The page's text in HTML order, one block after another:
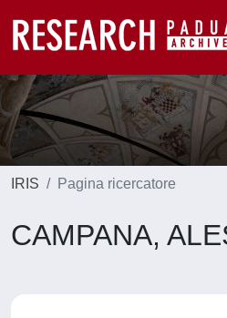
IRIS Pagina ricercatore
CAMPANA,